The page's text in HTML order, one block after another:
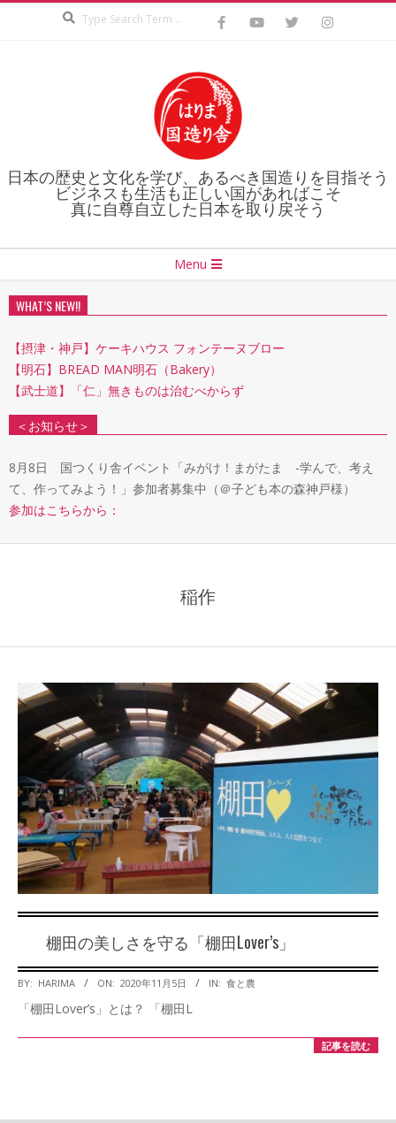
日本の歴史と文化を学び、あるべき国造りを目指そう
ビジネスも生活も正しい国があればこそ
真に自尊自立した日本を取り戻そう
Menu
Menu
WHAT’S NEW!!
【摂津・神戸】ケーキハウス フォンテーヌブロー
【明石】BREAD MAN明石（Bakery）
【武士道】「仁」無きものは治むべからず
＜お知らせ＞
8月8日 国つくり舎イベント「みがけ！まがたま -学んで、考え
て、作ってみよう！」参加者募集中（＠子ども本の森神戸様）
参加はこちらから：
稲作
棚田の美しさを守る「棚田Lover’s」
2020-
11-
BY: HARIMA ON: 2020年11月5日 IN: 食と農
「棚田Lover’s」とは？ 「棚田L
記事を読む